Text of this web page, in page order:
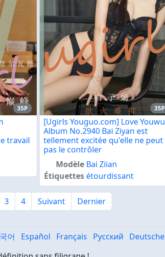
35P
travail
35P
[Ugirls Youguo.com] Love Youwu
Album No.2940 Bai Ziyan est
tellement excitée qu'elle ne peut
pas le contrôler
Modèle Bai Ziian
Étiquettesétourdissant
3 4 Suivant Dernier
어 Español Français Русский Deutsche